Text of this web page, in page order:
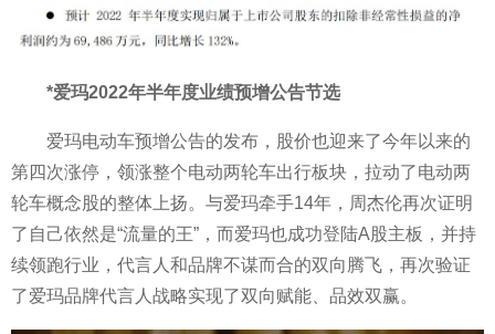
*爱玛2022年半年度业绩预增公告节选
爱玛电动车预增公告的发布，股价也迎来了今年以来的
第四次涨停，领涨整个电动两轮车出行板块，拉动了电动两
轮车概念股的整体上扬。与爱玛牵手14年，周杰伦再次证明
了自己依然是“流量的王”，而爱玛也成功登陆A股主板，并持
续领跑行业，代言人和品牌不谋而合的双向腾飞，再次验证
了爱玛品牌代言人战略实现了双向赋能、品效双赢。